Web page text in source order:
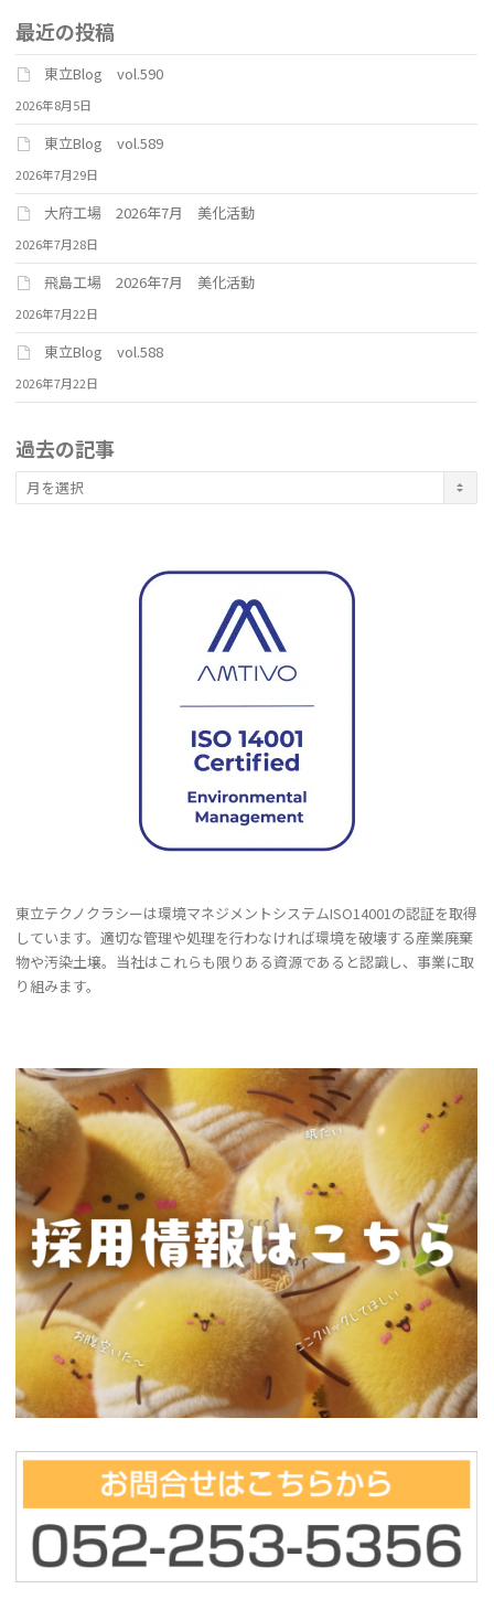
最近の投稿
東立Blog vol.590
2026年8月5日
東立Blog vol.589
2026年7月29日
大府工場 2026年7月 美化活動
2026年7月28日
飛島工場 2026年7月 美化活動
2026年7月22日
東立Blog vol.588
2026年7月22日
過去の記事
去
東立テクノクラシーは環境マネジメントシステムISO14001の認証を取得
しています。適切な管理や処理を行わなければ環境を破壊する産業廃棄
物や汚染土壌。当社はこれらも限りある資源であると認識し、事業に取
り組みます。